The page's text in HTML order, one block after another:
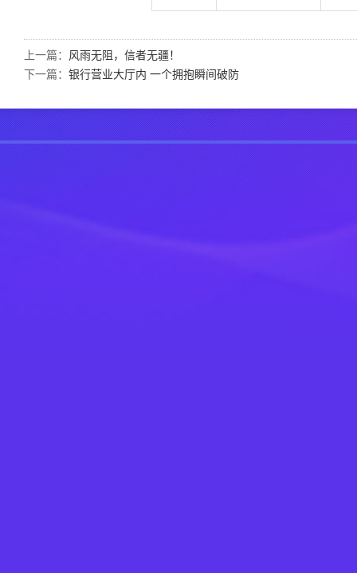
上一篇： 风雨无阻，信者无疆！
下一篇： 银行营业大厅内 一个拥抱瞬间破防